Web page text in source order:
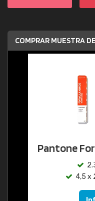
COMPRAR MUESTRA
Pantone
4,5 x